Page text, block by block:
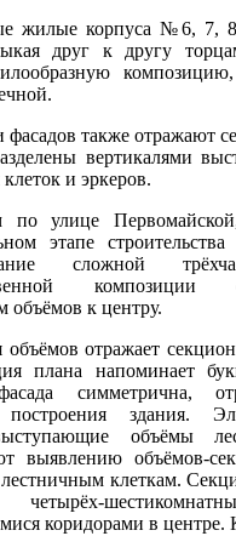
жилые корпуса №6, 7,
друг к другу
также отражают
вертикалями
и эркеров.
улице
этапе
сложной
к центру.
отражает
плана напоминает
симметрична,
построения здания.
объёмы
выявлению объёмов-
клеткам.
четырёх-
коридорами в центре.